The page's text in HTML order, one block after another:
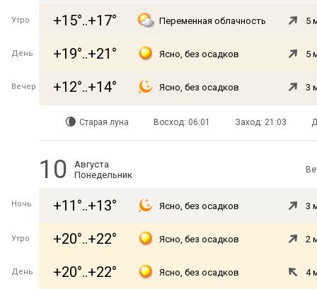
Утро +15°..+17° Переменная облачность 5
День +19°..+21° Ясно, без осадков 5
Вечер +12°..+14° Ясно, без осадков 3
Старая луна Восход: 06:01 Заход: 21:03
10
Августа
Понедельник
Ночь +11°..+13° Ясно, без осадков 3
Утро +20°..+22° Ясно, без осадков 2
День +20°..+22° Ясно, без осадков 4